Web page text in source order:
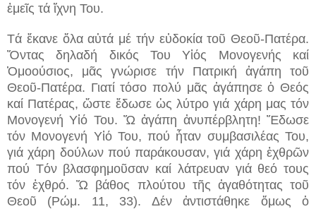
ἐμεῖς τά ἴχνη Του.
Τά ἔκανε ὅλα αὐτά μέ τήν εὐδοκία τοῦ Θεοῦ-Πατέρα.
Ὄντας δηλαδή δικός Του Υἱός Μονογενής καί
Ὁμοούσιος, μᾶς γνώρισε τήν Πατρική ἀγάπη τοῦ
Θεοῦ-Πατέρα. Γιατί τόσο πολύ μᾶς ἀγάπησε ὁ Θεός
καί Πατέρας, ὥστε ἔδωσε ὡς λύτρο γιά χάρη μας τόν
Μονογενή Υἱό Του. Ὤ ἀγάπη ἀνυπέρβλητη! Ἔδωσε
τόν Μονογενή Υἱό Του, πού ἦταν συμβασιλέας Του,
γιά χάρη δούλων πού παράκουσαν, γιά χάρη ἐχθρῶν
πού Τόν βλασφημοῦσαν καί λάτρευαν γιά θεό τους
τόν ἐχθρό. Ὤ βάθος πλούτου τῆς ἀγαθότητας τοῦ
Θεοῦ (Ρώμ. 11, 33). Δέν ἀντιστάθηκε ὅμως ὁ